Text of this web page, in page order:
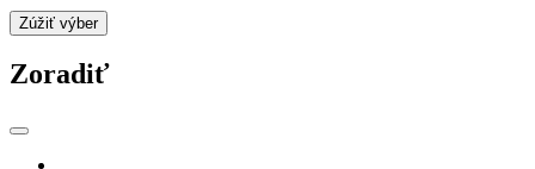
Zúžiť výber
Zoradiť